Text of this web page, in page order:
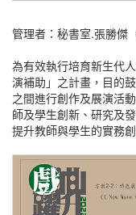
管理者：秘書室.張勝傑
為有效執行培育新生代
演補助」之計畫，目的
之間進行創作及展演活
師及學生創新、研究及
提升教師與學生的實務